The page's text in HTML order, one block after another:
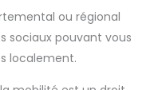
ou régional
sociaux pouvant vous
localement.